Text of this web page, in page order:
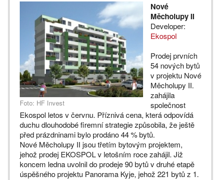
Foto: HF Invest
Nové
Měcholupy II
Developer:
Ekospol
Prodej prvních
54 nových bytů
v projektu Nové
Měcholupy II.
zahájila
společnost
Ekospol letos v červnu. Příznivá cena, která odpovídá
duchu dlouhodobé firemní strategie způsobila, že ještě
před prázdninami bylo prodáno 44 % bytů.
Nové Měcholupy II jsou třetím bytovým projektem,
jehož prodej EKOSPOL v letošním roce zahájil. Již
koncem ledna uvolnil do prodeje 90 bytů v druhé etapě
úspěšného projektu Panorama Kyje, jehož 221 bytů z 1.